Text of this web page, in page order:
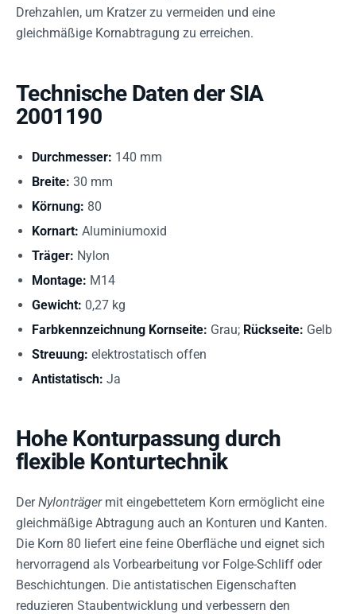
Drehzahlen, um Kratzer zu vermeiden und eine
gleichmäßige Kornabtragung zu erreichen.
Technische Daten der SIA
2001190
Durchmesser: 140 mm
Breite: 30 mm
Körnung: 80
Kornart: Aluminiumoxid
Träger: Nylon
Montage: M14
Gewicht: 0,27 kg
Farbkennzeichnung Kornseite: Grau; Rückseite: Gelb
Streuung: elektrostatisch offen
Antistatisch: Ja
Hohe Konturpassung durch
flexible Konturtechnik
DerNylonträgermit eingebettetem Korn ermöglicht eine
gleichmäßige Abtragung auch an Konturen und Kanten.
Die Korn 80 liefert eine feine Oberfläche und eignet sich
hervorragend als Vorbearbeitung vor Folge-Schliff oder
Beschichtungen. Die antistatischen Eigenschaften
reduzieren Staubentwicklung und verbessern den